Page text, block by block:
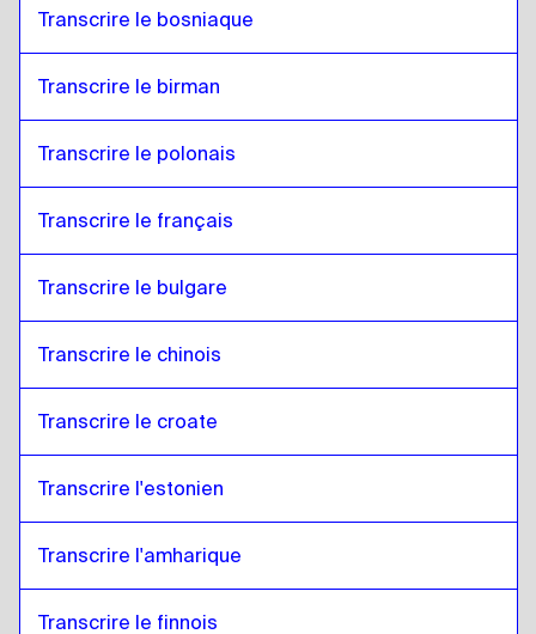
Transcrire le bosniaque
Transcrire le birman
Transcrire le polonais
Transcrire le français
Transcrire le bulgare
Transcrire le chinois
Transcrire le croate
Transcrire l'estonien
Transcrire l'amharique
Transcrire le finnois